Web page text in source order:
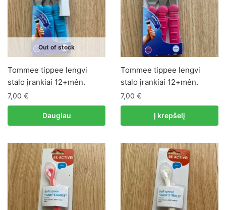
Out of stock
Tommee tippee lengvi
stalo įrankiai 12+mėn.
7,00 €
Daugiau
Tommee tippee lengvi
stalo įrankiai 12+mėn.
7,00 €
Į krepšelį